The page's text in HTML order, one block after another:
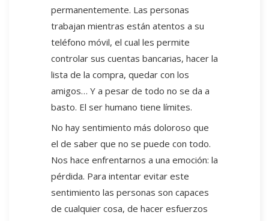
permanentemente. Las personas
trabajan mientras están atentos a su
teléfono móvil, el cual les permite
controlar sus cuentas bancarias, hacer la
lista de la compra, quedar con los
amigos… Y a pesar de todo no se da a
basto. El ser humano tiene límites.
No hay sentimiento más doloroso que
el de saber que no se puede con todo.
Nos hace enfrentarnos a una emoción: la
pérdida. Para intentar evitar este
sentimiento las personas son capaces
de cualquier cosa, de hacer esfuerzos